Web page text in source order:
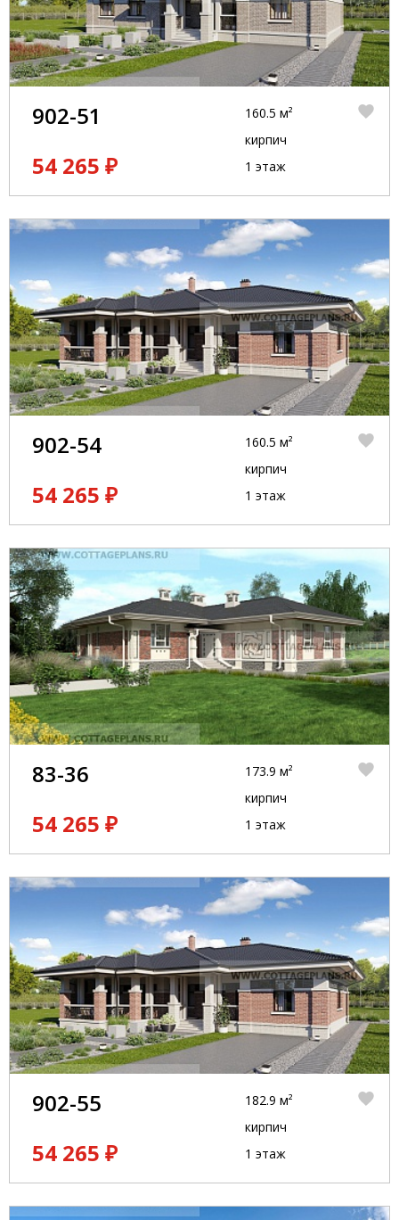
902-51
54 265 ₽
160.5 м²
кирпич
1 этаж
902-54
54 265 ₽
160.5 м²
кирпич
1 этаж
83-36
54 265 ₽
173.9 м²
кирпич
1 этаж
902-55
54 265 ₽
182.9 м²
кирпич
1 этаж